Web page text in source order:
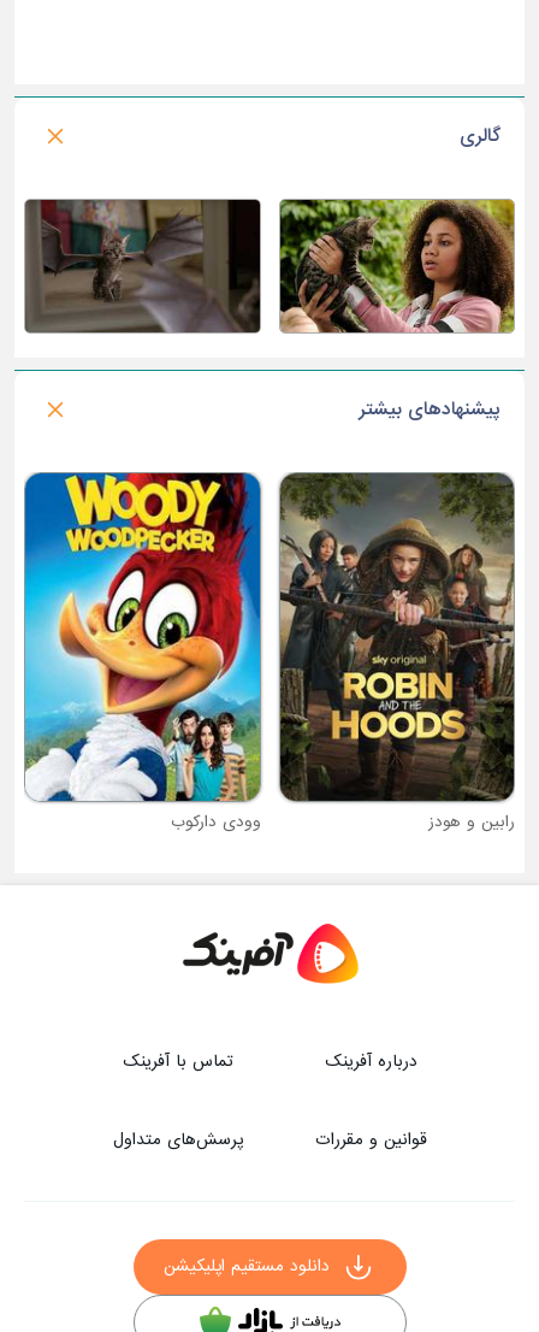
گالری
پیشنهادهای بیشتر
وودی دارکوب
رانت
درباره آفرینک تماس با آفرینک
قوانین و مقررات پرسش‌های متداول
دانلود مستقیم اپلیکیشن